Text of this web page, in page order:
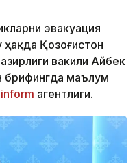
эвакуация
Қозоғистон
вакили Айбек
брифингда маълум
агентлиги.